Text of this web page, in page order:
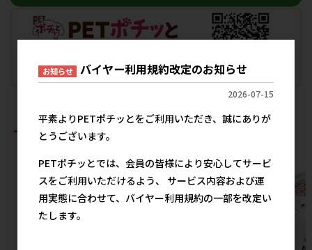
おすすめ商品
お知らせ バイヤー利用規約改定のお知らせ
2026-07-15
平素よりPETポチッとをご利用いただき、誠にありが
とうございます。
PETポチッとでは、会員の皆様により安心してサービ
スをご利用いただけるよう、 サービス内容および運
用実態に合わせて、バイヤー利用規約の一部を改定い
たします。